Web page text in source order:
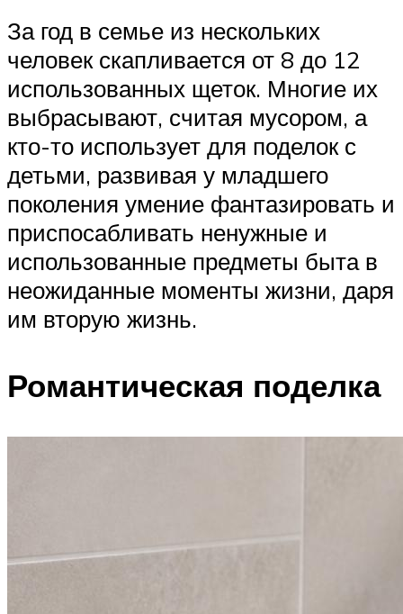
За год в семье из нескольких
человек скапливается от 8 до 12
использованных щеток. Многие их
выбрасывают, считая мусором, а
кто-то использует для поделок с
детьми, развивая у младшего
поколения умение фантазировать и
приспосабливать ненужные и
использованные предметы быта в
неожиданные моменты жизни, даря
им вторую жизнь.
Романтическая поделка